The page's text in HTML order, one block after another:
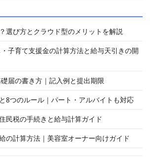
選び方とクラウド型のメリットを解説
・子育て支援金の計算方法と給与天引きの開
礎届の書き方｜記入例と提出期限
8つのルール｜パート・アルバイトも対応
民税の手続きと給与計算ガイド
の計算方法｜美容室オーナー向けガイド